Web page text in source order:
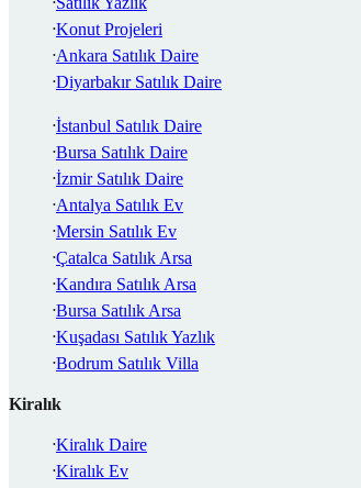
Konut Projeleri
Ankara Satılık Daire
Diyarbakır Satılık Daire
İstanbul Satılık Daire
Bursa Satılık Daire
İzmir Satılık Daire
Antalya Satılık Ev
Mersin Satılık Ev
Çatalca Satılık Arsa
Kandıra Satılık Arsa
Bursa Satılık Arsa
Kuşadası Satılık Yazlık
Bodrum Satılık Villa
Kiralık
Kiralık Daire
Kiralık Ev